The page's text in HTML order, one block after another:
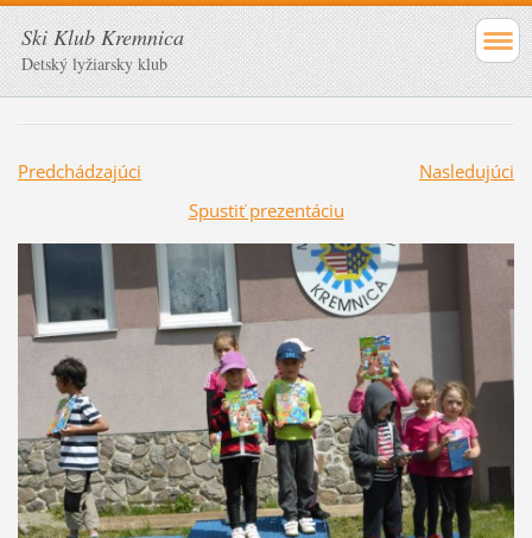
Ski Klub Kremnica
Detský lyžiarsky klub
Predchádzajúci
Nasledujúci
Spustiť prezentáciu